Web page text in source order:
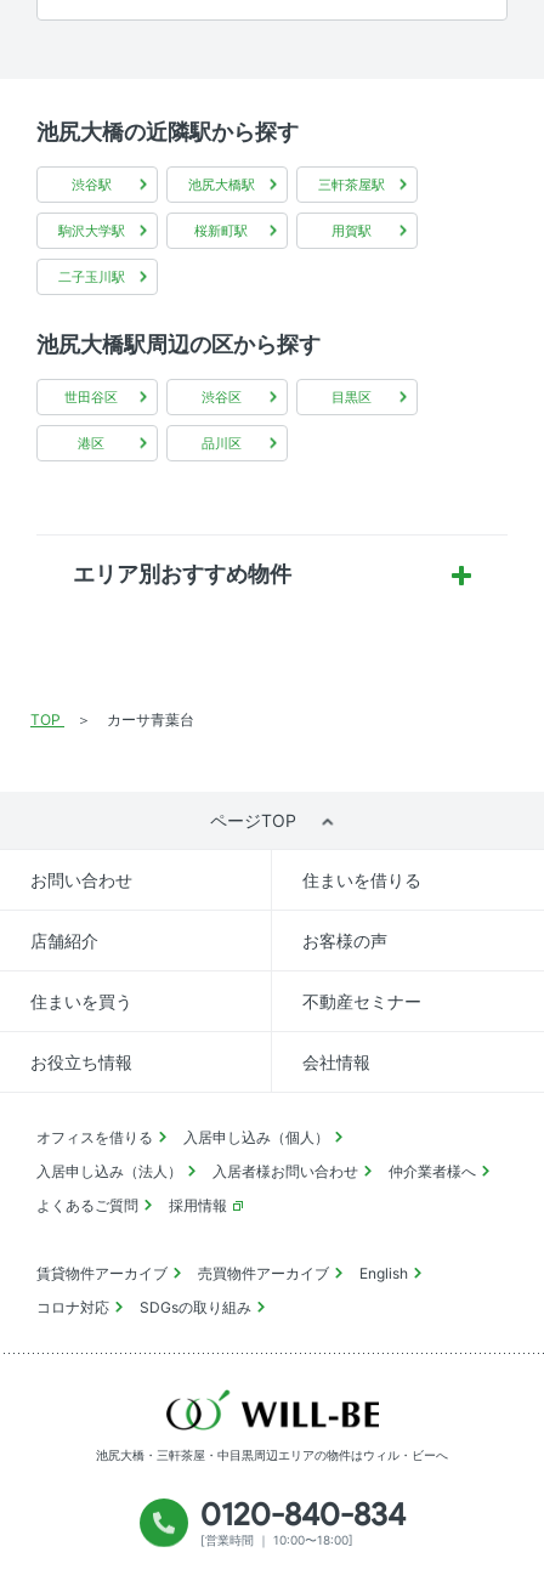
池尻大橋の近隣駅から探す
渋谷駅 池尻大橋駅 三軒茶屋駅
駒沢大学駅 桜新町駅 用賀駅
二子玉川駅
池尻大橋駅周辺の区から探す
世田谷区 渋谷区 目黒区
港区 品川区
エリア別おすすめ物件
TOP カーサ青葉台
ページTOP
お問い合わせ 住まいを借りる
店舗紹介 お客様の声
住まいを買う 不動産セミナー
お役立ち情報 会社情報
オフィスを借りる
入居申し込み（個人）
入居申し込み（法人）
入居者様お問い合わせ
仲介業者様へ
よくあるご質問
採用情報
賃貸物件アーカイブ 売買物件アーカイブ
English
コロナ対応
SDGsの取り組み
池尻大橋・三軒茶屋・中目黒周辺エリアの物件はウィル・ビーへ
0120-840-834
[営業時間 ｜ 10:00〜18:00]